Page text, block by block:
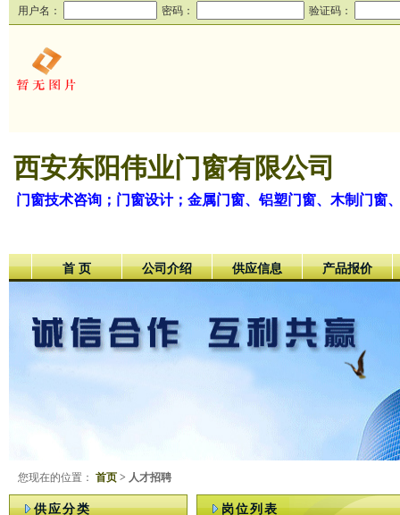
用户名： 密码： 验证码：
西安东阳伟业门窗有限公司
门窗技术咨询；门窗设计；金属门窗、铝塑门窗、木制门窗
首 页 公司介绍 供应信息 产品报价
您现在的位置： 首页 > 人才招聘
供应分类 岗位列表